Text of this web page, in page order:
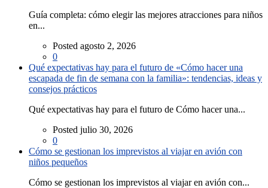
Guía completa: cómo elegir las mejores atracciones para niños
en...
Posted agosto 2, 2026
0
Qué expectativas hay para el futuro de «Cómo hacer una
escapada de fin de semana con la familia»: tendencias, ideas y
consejos prácticos
Qué expectativas hay para el futuro de Cómo hacer una...
Posted julio 30, 2026
0
Cómo se gestionan los imprevistos al viajar en avión con
niños pequeños
Cómo se gestionan los imprevistos al viajar en avión con...